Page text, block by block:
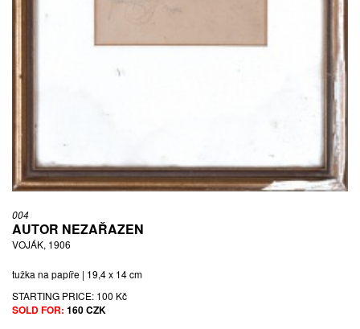
004
AUTOR NEZAŘAZEN
VOJÁK, 1906
tužka na papíře | 19,4 x 14 cm
STARTING PRICE: 100 Kč
SOLD FOR: 160 CZK